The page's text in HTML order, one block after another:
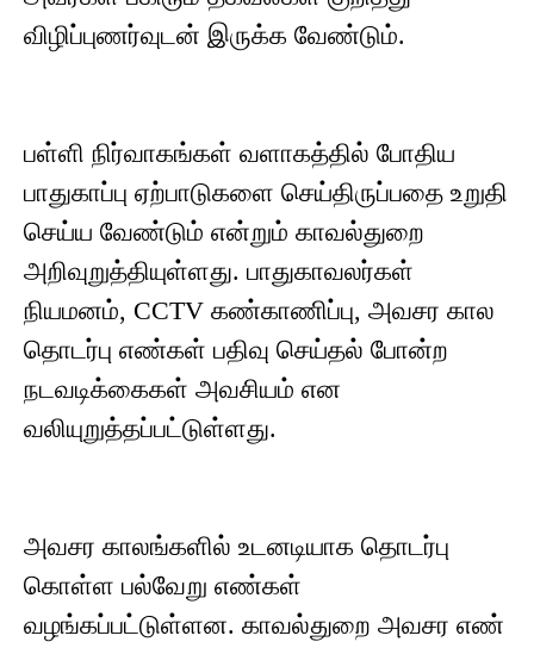
விழிப்புணர்வுடன் இருக்க வேண்டும்.
பள்ளி நிர்வாகங்கள் வளாகத்தில் போதிய
பாதுகாப்பு ஏற்பாடுகளை செய்திருப்பதை உறுதி
செய்ய வேண்டும் என்றும் காவல்துறை
அறிவுறுத்தியுள்ளது. பாதுகாவலர்கள்
நியமனம், CCTV கண்காணிப்பு, அவசர கால
தொடர்பு எண்கள் பதிவு செய்தல் போன்ற
நடவடிக்கைகள் அவசியம் என
வலியுறுத்தப்பட்டுள்ளது.
அவசர காலங்களில் உடனடியாக தொடர்பு
கொள்ள பல்வேறு எண்கள்
வழங்கப்பட்டுள்ளன. காவல்துறை அவசர எண்